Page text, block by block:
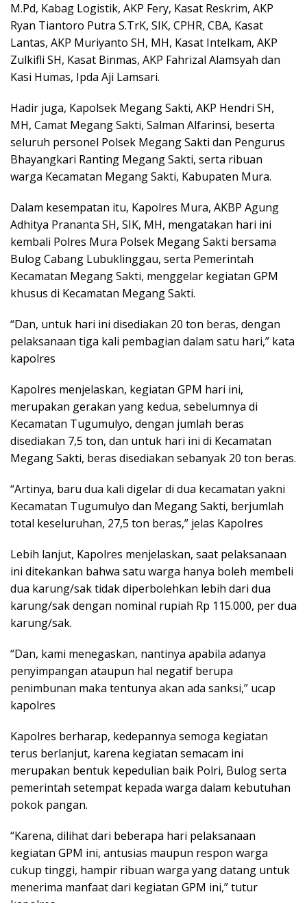
M.Pd, Kabag Logistik, AKP Fery, Kasat Reskrim, AKP
Ryan Tiantoro Putra S.TrK, SIK, CPHR, CBA, Kasat
Lantas, AKP Muriyanto SH, MH, Kasat Intelkam, AKP
Zulkifli SH, Kasat Binmas, AKP Fahrizal Alamsyah dan
Kasi Humas, Ipda Aji Lamsari.
Hadir juga, Kapolsek Megang Sakti, AKP Hendri SH,
MH, Camat Megang Sakti, Salman Alfarinsi, beserta
seluruh personel Polsek Megang Sakti dan Pengurus
Bhayangkari Ranting Megang Sakti, serta ribuan
warga Kecamatan Megang Sakti, Kabupaten Mura.
Dalam kesempatan itu, Kapolres Mura, AKBP Agung
Adhitya Prananta SH, SIK, MH, mengatakan hari ini
kembali Polres Mura Polsek Megang Sakti bersama
Bulog Cabang Lubuklinggau, serta Pemerintah
Kecamatan Megang Sakti, menggelar kegiatan GPM
khusus di Kecamatan Megang Sakti.
“Dan, untuk hari ini disediakan 20 ton beras, dengan
pelaksanaan tiga kali pembagian dalam satu hari,” kata
kapolres
Kapolres menjelaskan, kegiatan GPM hari ini,
merupakan gerakan yang kedua, sebelumnya di
Kecamatan Tugumulyo, dengan jumlah beras
disediakan 7,5 ton, dan untuk hari ini di Kecamatan
Megang Sakti, beras disediakan sebanyak 20 ton beras.
“Artinya, baru dua kali digelar di dua kecamatan yakni
Kecamatan Tugumulyo dan Megang Sakti, berjumlah
total keseluruhan, 27,5 ton beras,” jelas Kapolres
Lebih lanjut, Kapolres menjelaskan, saat pelaksanaan
ini ditekankan bahwa satu warga hanya boleh membeli
dua karung/sak tidak diperbolehkan lebih dari dua
karung/sak dengan nominal rupiah Rp 115.000, per dua
karung/sak.
“Dan, kami menegaskan, nantinya apabila adanya
penyimpangan ataupun hal negatif berupa
penimbunan maka tentunya akan ada sanksi,” ucap
kapolres
Kapolres berharap, kedepannya semoga kegiatan
terus berlanjut, karena kegiatan semacam ini
merupakan bentuk kepedulian baik Polri, Bulog serta
pemerintah setempat kepada warga dalam kebutuhan
pokok pangan.
“Karena, dilihat dari beberapa hari pelaksanaan
kegiatan GPM ini, antusias maupun respon warga
cukup tinggi, hampir ribuan warga yang datang untuk
menerima manfaat dari kegiatan GPM ini,” tutur